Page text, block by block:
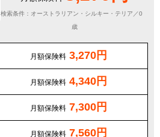
検索条件：オーストラリアン・シルキー・テリア／0
歳
月額保険料 3,270円
月額保険料 4,340円
月額保険料 7,300円
月額保険料 7,560円